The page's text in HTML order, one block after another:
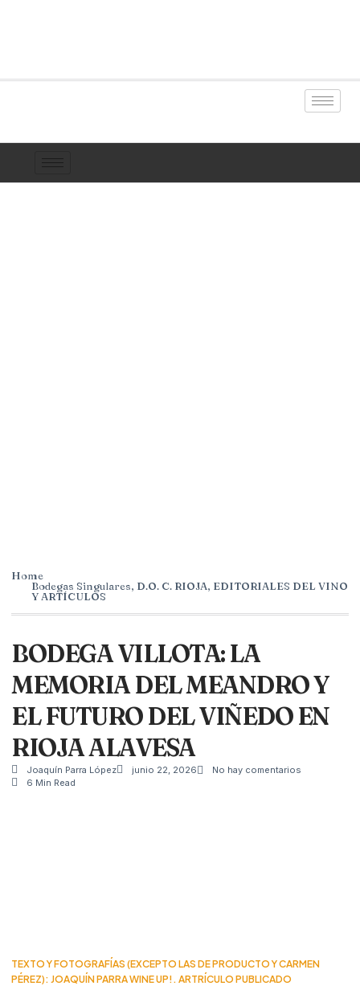
Home
Bodegas Singulares, D.O. C. RIOJA, EDITORIALES DEL VINO
Y ARTÍCULOS
BODEGA VILLOTA: LA
MEMORIA DEL MEANDRO Y
EL FUTURO DEL VIÑEDO EN
RIOJA ALAVESA
Joaquín Parra López junio 22, 2026
No hay comentarios
6 Min Read
TEXTO Y FOTOGRAFÍAS (EXCEPTO LAS DE PRODUCTO Y CARMEN
PÉREZ): JOAQUÍN PARRA WINE UP!. ARTRÍCULO PUBLICADO